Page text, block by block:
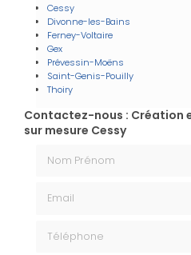
Cessy
Divonne-les-Bains
Ferney-Voltaire
Gex
Prévessin-Moëns
Saint-Genis-Pouilly
Thoiry
Contactez-nous : Création
sur mesure Cessy